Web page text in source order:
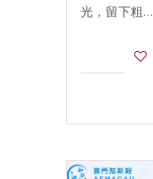
光，留下粗…